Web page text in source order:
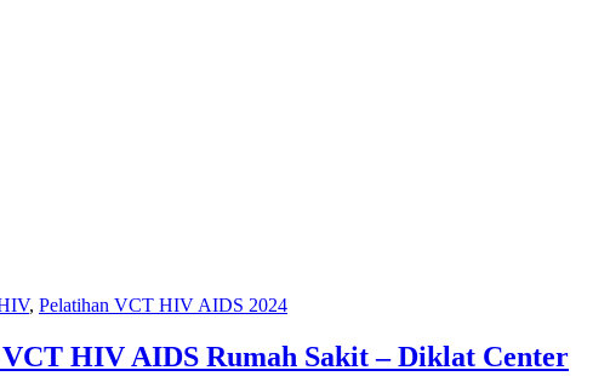
, Pelatihan VCT HIV AIDS 2024
HIV AIDS Rumah Sakit – Diklat Center